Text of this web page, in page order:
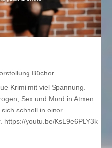
Bücher
Krimi mit viel Spannung.
Sex und Mord in Atmen
schnell in einer
https://youtu.be/KsL9e6PLY3k